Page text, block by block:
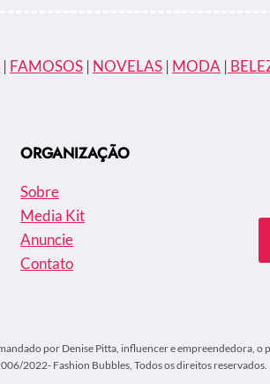
| FAMOSOS | NOVELAS | MODA |
ORGANIZAÇÃO
Sobre
Media Kit
Anuncie
Contato
por Denise Pitta, influencer e empreendedora, o
2022- Fashion Bubbles, Todos os direitos reservados.